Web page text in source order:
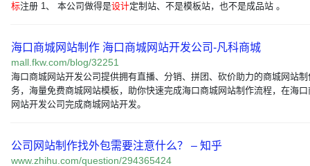
标注册 1、 本公司做得是设计定制站、不是模板站，也不是成品站 。
海口商城网站制作 海口商城网站开发公司-凡科商城
mall.fkw.com/blog/32251
海口商城网站开发公司提供拥有直播、分销、拼团、砍价助力的商城网站制
务，海量免费商城网站模板，助你快速完成海口商城网站制作流程，在海口
网站开发公司完成商城网站开发。
公司网站制作找外包需要注意什么？ – 知乎
www.zhihu.com/question/294365424